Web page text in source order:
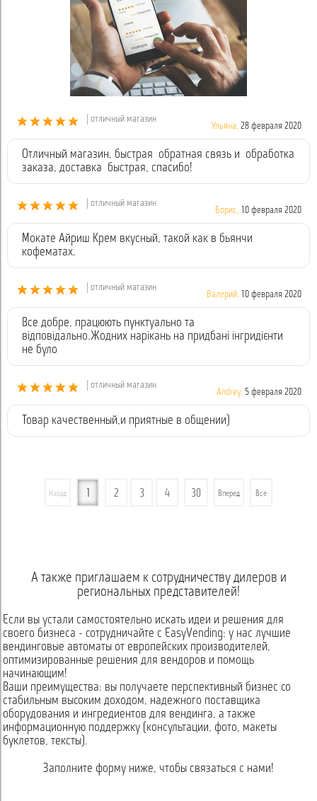
| отличный магазин
Ульяна, 28 февраля 2020
Отличный магазин, быстрая обратная связь и обработка
заказа, доставка быстрая, спасибо!
| отличный магазин
Борис, 10 февраля 2020
Мокате Айриш Крем вкусный, такой как в бьянчи
кофематах.
| отличный магазин
Валерий, 10 февраля 2020
Все добре, працюють пунктуально та
відповідально.Жодних нарікань на придбані інгридієнти
не було
| отличный магазин
Andrey, 5 февраля 2020
Товар качественный,и приятные в общении)
Назад 2 3 4 30 Вперед Все
А также приглашаем к сотрудничеству дилеров и
региональных представителей!
Если вы устали самостоятельно искать идеи и решения для
своего бизнеса - сотрудничайте с EasyVending: у нас лучшие
вендинговые автоматы от европейских производителей,
оптимизированные решения для вендоров и помощь
начинающим!
Ваши преимущества: вы получаете перспективный бизнес со
стабильным высоким доходом, надежного поставщика
оборудования и ингредиентов для вендинга, а также
информационную поддержку (консультации, фото, макеты
буклетов, тексты).
Заполните форму ниже, чтобы связаться с нами!